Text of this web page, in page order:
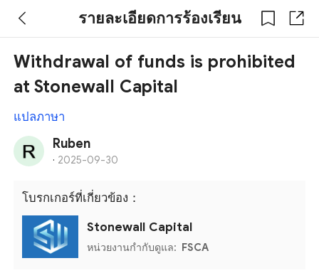
รายละเอียดการร้องเรียน
Withdrawal of funds is prohibited
at Stonewall Capital
แปลภาษา
Ruben
· 2025-09-30
โบรกเกอร์ที่เกี่ยวข้อง：
Stonewall Capital
หน่วยงานกำกับดูแล: FSCA